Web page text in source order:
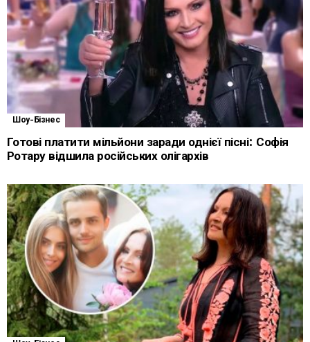
Шоу-Бізнес
Готові платити мільйони заради однієї пісні: Софія
Ротару відшила російських олігархів